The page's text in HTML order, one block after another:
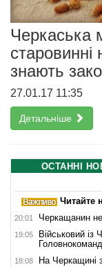
Черкаська
старовинні
знають
27.01.17 11:35
Детальніше
ОСТАННІ
Читайте
20:01 Черкащанин
19:05
Військовий із
18:08 На Черкащині